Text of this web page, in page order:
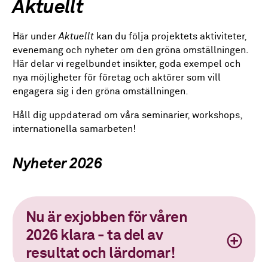
Aktuellt
Här underAktuellt kan du följa projektets aktiviteter,
evenemang och nyheter om den gröna omställningen.
Här delar vi regelbundet insikter, goda exempel och
nya möjligheter för företag och aktörer som vill
engagera sig i den gröna omställningen.
Håll dig uppdaterad om våra seminarier, workshops,
internationella samarbeten!
Nyheter 2026
Nu är exjobben för våren
2026 klara - ta del av
resultat och lärdomar!